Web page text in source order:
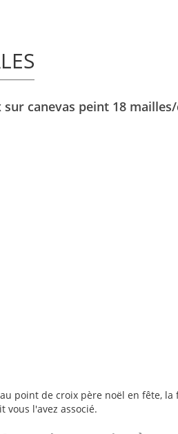
canevas peint 18
point de croix père noël en fête,
vous l'avez associé.